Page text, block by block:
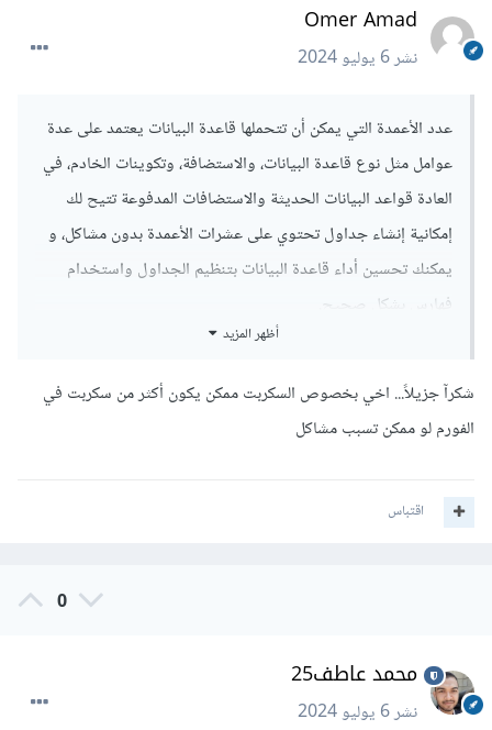
Omer Amad
نشر6 يوليو 2024
عدد الأعمدة التي يمكن أن تتحملها قاعدة البيانات يعتمد على عدة
عوامل مثل نوع قاعدة البيانات، والاستضافة، وتكوينات الخادم، في
العادة قواعد البيانات الحديثة والاستضافات المدفوعة تتيح لك
إمكانية إنشاء جداول تحتوي على عشرات الأعمدة بدون مشاكل، و
يمكنك تحسين أداء قاعدة البيانات بتنظيم الجداول واستخدام
فهارس بشكل صحيح.
مختلفة، إذا كنت تستخدم خادم ويب معين مثل Apache أو
Nginx، يمكنك استخدام سكريبتات برمجية لمعالجة البيانات
هذا على PHPExcel.
أظهر المزيد
شكرآ جزيلاً... اخي بخصوص السكربت ممكن يكون أكثر من سكربت في
الفورم لو ممكن تسبب مشاكل
اقتباس
0
محمد عاطف25
نشر6 يوليو 2024